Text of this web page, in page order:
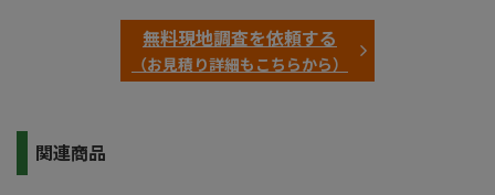
無料現地調査を依頼する
（お見積り詳細もこちらから）
関連商品